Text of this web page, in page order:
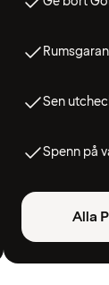
Sen
Spenn på
Alla